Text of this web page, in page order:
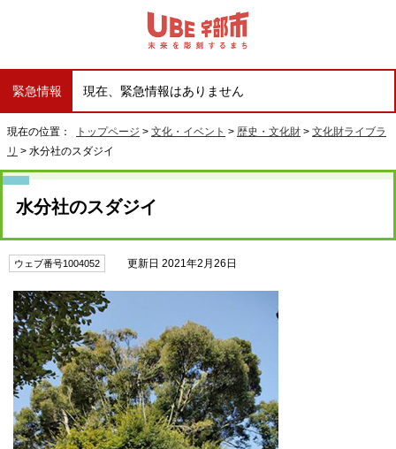
緊急情報 現在、緊急情報はありません
現在の位置： トップページ > 文化・イベント > 歴史・文化財 > 文化財ライブラ
リ > 水分社のスダジイ
水分社のスダジイ
ウェブ番号1004052 更新日 2021年2月26日